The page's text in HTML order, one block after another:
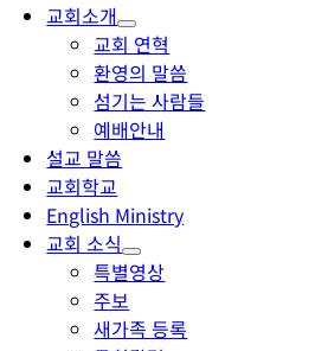
교회소개
교회 연혁
환영의 말씀
섬기는 사람들
예배안내
설교 말씀
교회학교
English Ministry
교회 소식
특별영상
주보
새가족 등록